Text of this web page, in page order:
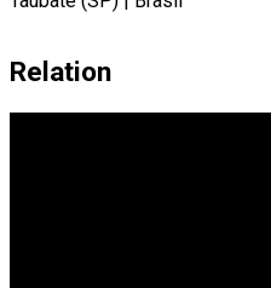
Relation